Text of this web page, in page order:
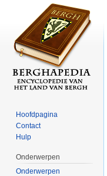
Hoofdpagina
Contact
Hulp
Onderwerpen
Onderwerpen